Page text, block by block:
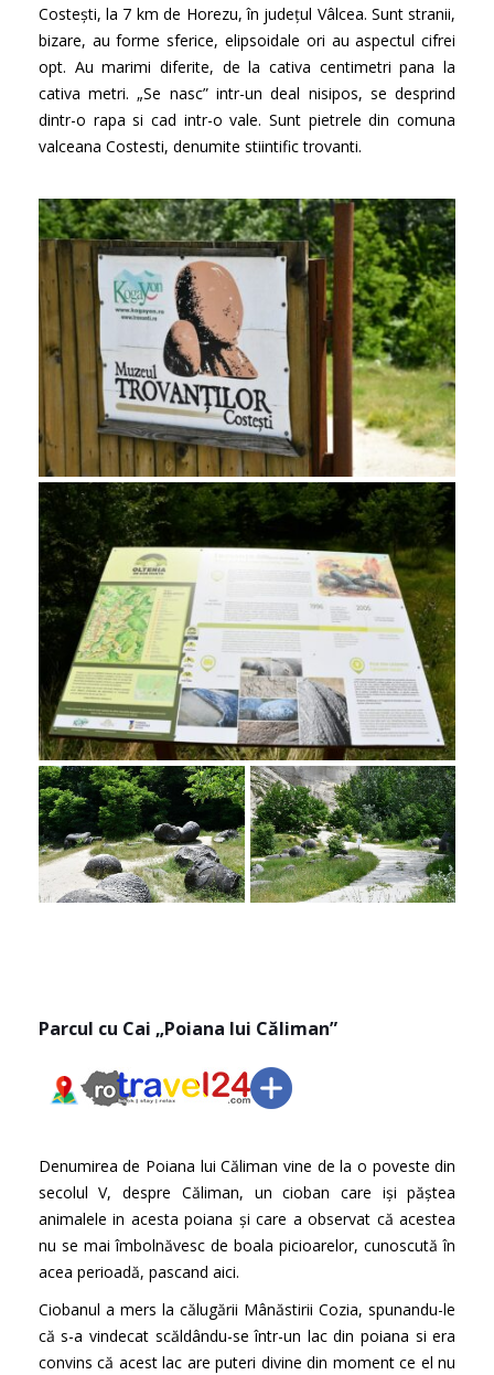
Costești, la 7 km de Horezu, în județul Vâlcea. Sunt stranii,
bizare, au forme sferice, elipsoidale ori au aspectul cifrei
opt. Au marimi diferite, de la cativa centimetri pana la
cativa metri. „Se nasc” intr-un deal nisipos, se desprind
dintr-o rapa si cad intr-o vale. Sunt pietrele din comuna
valceana Costesti, denumite stiintific trovanti.
Parcul cu Cai „Poiana lui Căliman”
Denumirea de Poiana lui Căliman vine de la o poveste din
secolul V, despre Căliman, un cioban care işi păştea
animalele in acesta poiana şi care a observat că acestea
nu se mai îmbolnăvesc de boala picioarelor, cunoscută în
acea perioadă, pascand aici.
Ciobanul a mers la călugării Mânăstirii Cozia, spunandu-le
că s-a vindecat scăldându-se într-un lac din poiana si era
convins că acest lac are puteri divine din moment ce el nu